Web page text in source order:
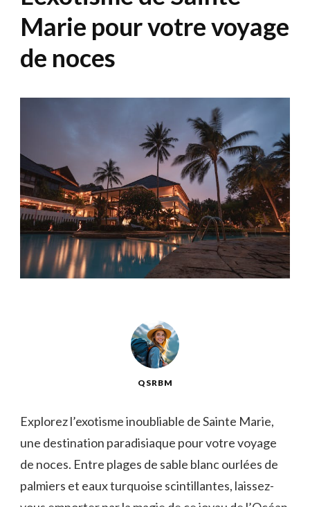
Marie pour votre voyage
de noces
QSRBM
Explorez l’exotisme inoubliable de Sainte Marie,
une destination paradisiaque pour votre voyage
de noces. Entre plages de sable blanc ourlées de
palmiers et eaux turquoise scintillantes, laissez-